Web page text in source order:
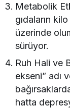
Metabolik
gıdaların
üzerinde
sürüyor.
Ruh Hali ve
ekseni” adı
hatta